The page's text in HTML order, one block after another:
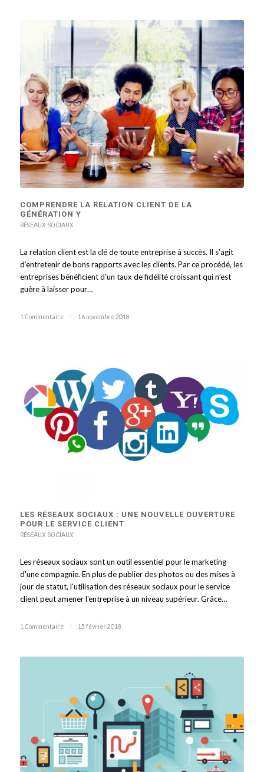
COMPRENDRE LA RELATION CLIENT DE LA
GÉNÉRATION Y
RÉSEAUX SOCIAUX
La relation client est la clé de toute entreprise à succès. Il s’agit
d’entretenir de bons rapports avec les clients. Par ce procédé, les
entreprises bénéficient d’un taux de fidélité croissant qui n’est
guère à laisser pour…
1 Commentaire / 16 novembre 2018
LES RÉSEAUX SOCIAUX : UNE NOUVELLE OUVERTURE
POUR LE SERVICE CLIENT
RÉSEAUX SOCIAUX
Les réseaux sociaux sont un outil essentiel pour le marketing
d'une compagnie. En plus de publier des photos ou des mises à
jour de statut, l'utilisation des réseaux sociaux pour le service
client peut amener l'entreprise à un niveau supérieur. Grâce…
1 Commentaire / 15 février 2018